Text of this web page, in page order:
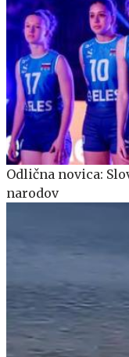
Odlična novica:
narodov